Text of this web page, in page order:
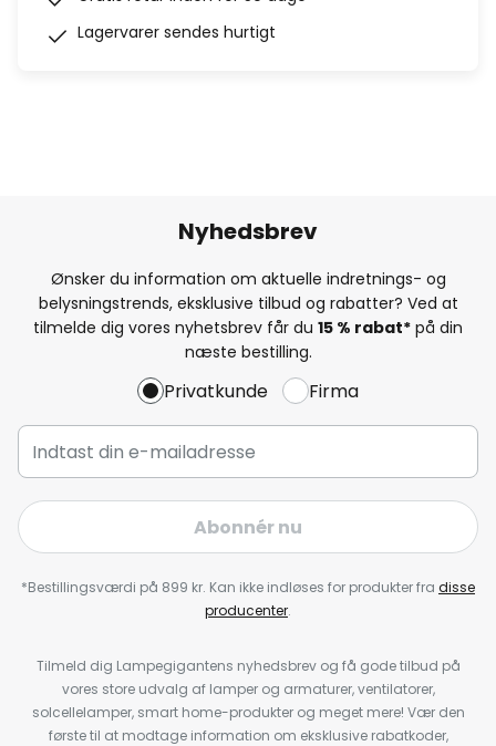
Lagervarer sendes hurtigt
Nyhedsbrev
Ønsker du information om aktuelle indretnings- og
belysningstrends, eksklusive tilbud og rabatter? Ved at
tilmelde dig vores nyhetsbrev får du 15 % rabat* på din
næste bestilling.
Privatkunde Firma
Abonnér nu
*Bestillingsværdi på 899 kr. Kan ikke indløses for produkter fra disse
producenter.
Tilmeld dig Lampegigantens nyhedsbrev og få gode tilbud på
vores store udvalg af lamper og armaturer, ventilatorer,
solcellelamper, smart home-produkter og meget mere! Vær den
første til at modtage information om eksklusive rabatkoder,